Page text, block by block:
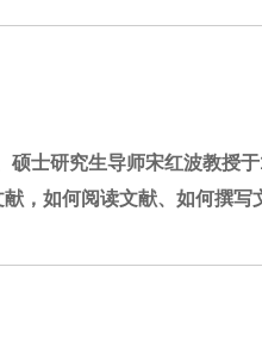
士研究生导师宋红波教
，如何阅读文献、如何撰